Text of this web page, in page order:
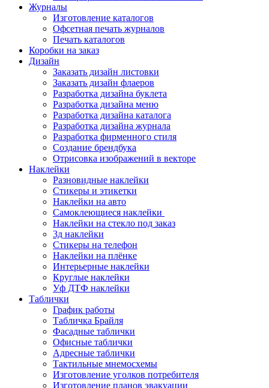
Журналы
Изготовление каталогов
Офсетная печать журналов
Печать каталогов
Коробки на заказ
Дизайн
Заказать дизайн листовки
Заказать дизайн флаеров
Разработка дизайна буклета
Разработка дизайна меню
Разработка дизайна каталога
Разработка дизайна журнала
Разработка фирменного стиля
Создание брендбука
Отрисовка изображений в векторе
Наклейки
Разновидные наклейки
Стикеры и этикетки
Наклейки на авто
Самоклеющиеся наклейки
Наклейки на стекло под заказ
3д наклейки
Cтикеры на телефон
Наклейки на плёнке
Интерьерные наклейки
Круглые наклейки
Уф ДТФ наклейки
Таблички
График работы
Табличка Брайля
Фасадные таблички
Офисные таблички
Адресные таблички
Тактильные мнемосхемы
Изготовление уголков потребителя
Изготовление планов эвакуации